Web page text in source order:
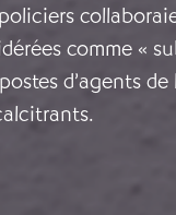
comme «
d’agents